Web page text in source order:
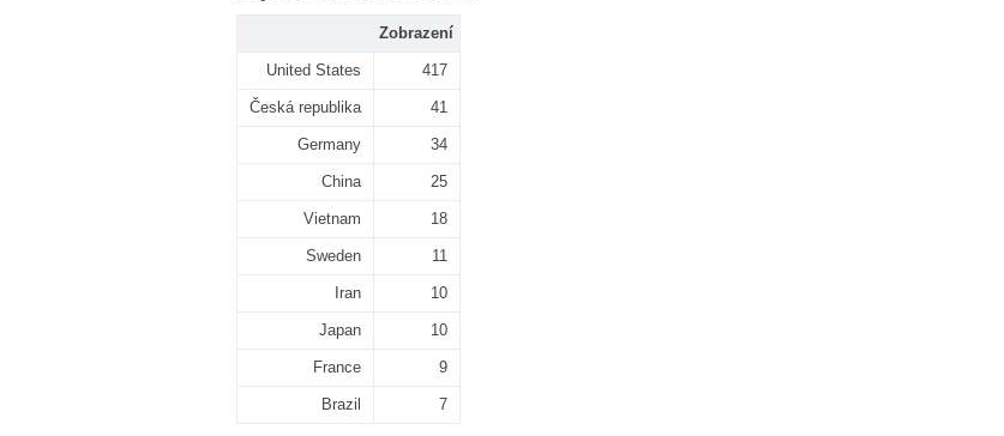
Zobrazení
United States 417
Česká republika 41
Germany 34
China 25
Vietnam 18
Sweden 11
Iran 10
Japan 10
France 9
Brazil 7